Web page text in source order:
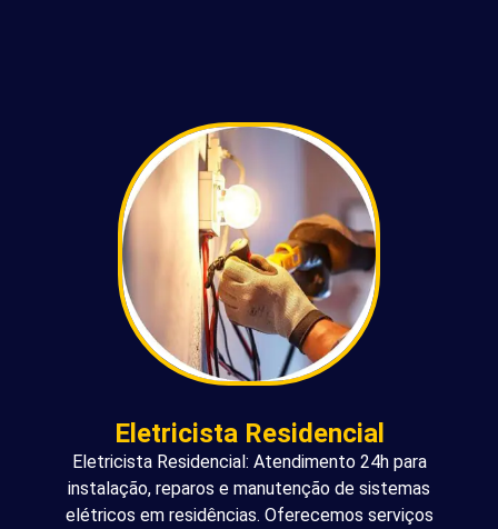
Eletricista Residencial
Eletricista Residencial: Atendimento 24h para
instalação, reparos e manutenção de sistemas
elétricos em residências. Oferecemos serviços